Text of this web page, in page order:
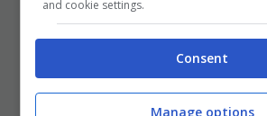
Come mettere in
proprio sito web
and cookie settings.
Consent
Manage options